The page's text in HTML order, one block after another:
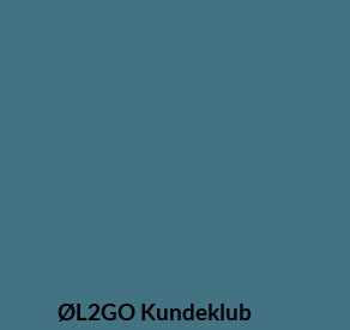
ØL2GO Kundeklub